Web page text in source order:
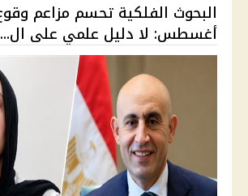
أغسطس: لا دليل علمي على ال...